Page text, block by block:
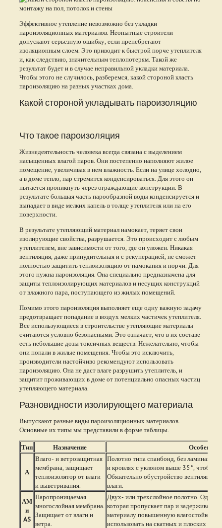
Эффективное утепление невозможно без укладки
пароизоляционных материалов. Неопытные строители
допускают серьезную ошибку, если пренебрегают
изоляционным слоем. Это приводит к быстрой порче утеплителя
и, как следствию, значительным теплопотерям. Такой же
результат будет и в случае неправильной укладки материала.
Чтобы этого не случилось, разберемся, какой стороной класть
пароизоляцию на разных участках дома.
Какой стороной укладывать пароизоляцию
Что такое пароизоляция
Жизнедеятельность человека всегда связана с выделением
насыщенных влагой паров. Они постепенно наполняют жилое
помещение, увеличивая в нем влажность. Если на улице холодно,
а в доме тепло, пар стремится конденсироваться. Для этого он
пытается проникнуть через ограждающие конструкции. В
результате большая часть парообразной воды конденсируется и
выпадает в виде мелких капель в толще утеплителя или на его
поверхности.
В результате утепляющий материал намокает, теряет свои
изолирующие свойства, разрушается. Это происходит с любым
утеплителем, вне зависимости от того, где он уложен. Никакая
вентиляция, даже принудительная и с рекуперацией, не сможет
полностью защитить теплоизоляцию от намокания и порчи. Для
этого нужна пароизоляция. Она специально предназначена для
защиты теплоизолирующих материалов и несущих конструкций
от влажного пара, поступающего из жилых помещений.
Помимо этого пароизоляция выполняет еще одну важную задачу
предотвращает попадание в воздух мелких частичек утеплителя.
Все использующиеся в строительстве утепляющие материалы
считаются условно безопасными. Это означает, что в их составе
есть небольшие дозы токсичных веществ. Нежелательно, чтобы
они попали в жилые помещения. Чтобы это исключить,
производители настойчиво рекомендуют использовать
пароизоляцию. Она не даст влаге разрушить утеплитель, и
защитит проживающих в доме от потенциально опасных частиц
утепляющего материала.
Разновидности изолирующего материала
Выпускают разные виды пароизоляционных материалов.
Основные их типы мы представили в форме таблицы.
Тип Назначение
А
Влаго- и ветрозащитная
мембрана, защищает
теплоизолятор от влаги
и выветривания.
Полотно типа спанбонд, без
и кровлях с уклоном выше 35°, чтобы
Обязательно обустройство
влаги.
АМ
и
AS
Паропроницаемая
многослойная мембрана.
Защищает от влаги и
ветра.
Двух- или трехслойное полотно. Один
которая пропускает пар и задерживает
материалу повышенную
использовать на скатных и плоских